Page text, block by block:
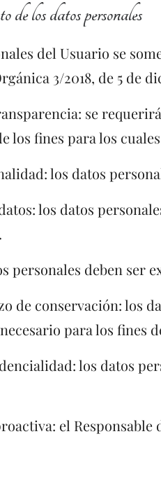
los datos personales
del Usuario se
3/2018, de 5 de
se
los fines para los
los datos
los datos
personales deben ser
de conservación: los
para los fines
los datos
el